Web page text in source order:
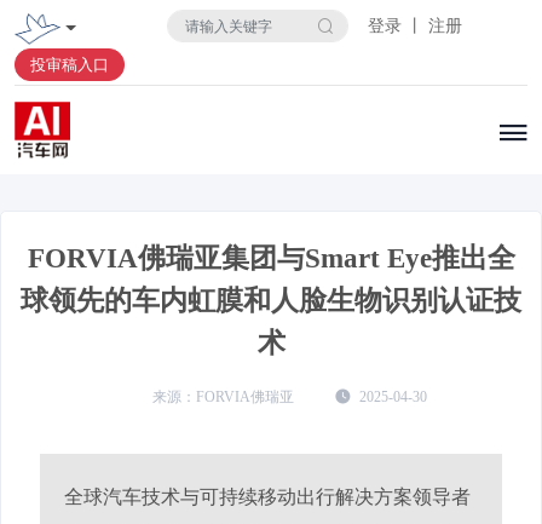
登录 丨 注册
投审稿入口
FORVIA佛瑞亚集团与Smart Eye推出全
球领先的车内虹膜和人脸生物识别认证技
术
FORVIA佛瑞亚 2025-04-30
全球汽车技术与可持续移动出行解决方案领导者